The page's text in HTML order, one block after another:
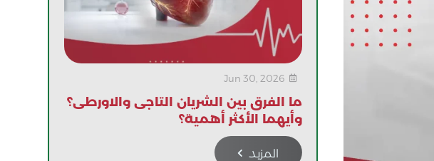

Jun 30, 2026
ما الفرق بين الشريان التاجى والاورطى؟
وأيهما الأكثر أهمية؟
المزيد 